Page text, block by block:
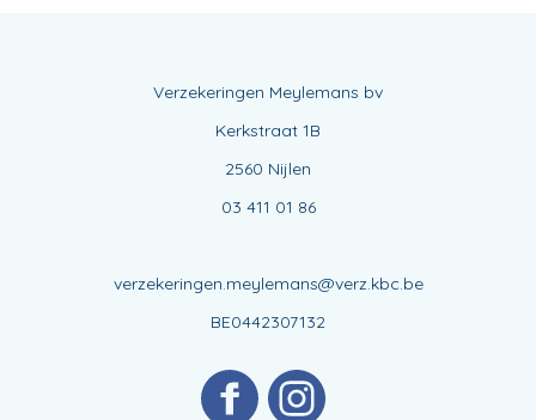
Verzekeringen Meylemans bv
Kerkstraat 1B
2560 Nijlen
03 411 01 86
verzekeringen.meylemans@verz.kbc.be
BE0442307132